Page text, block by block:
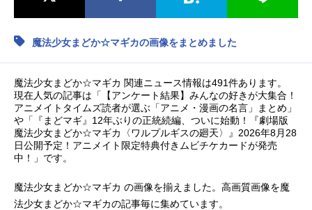
2.5次元 配信・Vtuber トレンド
最新記事一覧
アニメ記事一覧 声優記事一覧
アニメ映画一覧 実写化映画一覧
春アニメ 夏アニメ
魔法少女まどか☆マギカの画像をまとめました
魔法少女まどか☆マギカ 関連ニュース情報は491件あります。
現在人気の記事は「【アンケート結果】みんなの好きが大集合！
アニメイトタイムズ読者が選ぶ「アニメ・漫画の名言」まとめ」
や「『まどマギ』12年ぶりの正統続編、ついに始動！『劇場版
魔法少女まどか☆マギカ〈ワルプルギスの廻天〉』2026年8月28
日公開予定！アニメイト限定特典付きムビチケカードが発売
中！」です。
魔法少女まどか☆マギカ の画像を揃えました。高画質画像を魔
法少女まどか☆マギカの記事毎に集めています。